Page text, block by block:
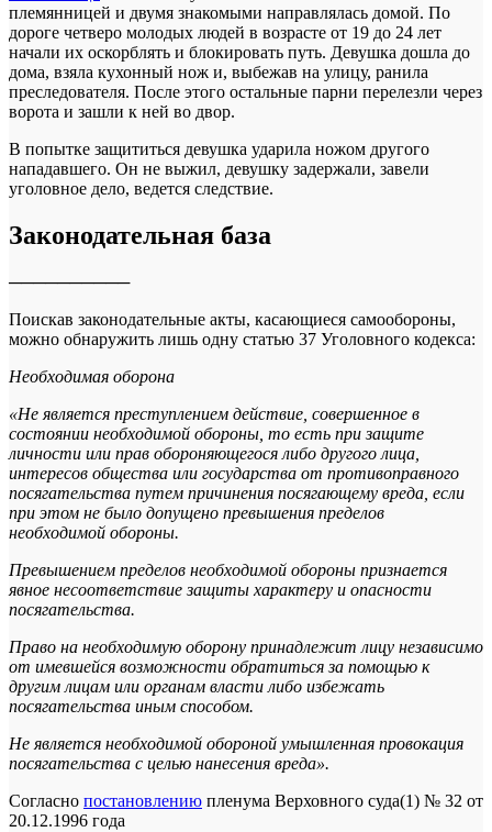
племянницей и двумя знакомыми направлялась домой. По
дороге четверо молодых людей в возрасте от 19 до 24 лет
начали их оскорблять и блокировать путь. Девушка дошла до
дома, взяла кухонный нож и, выбежав на улицу, ранила
преследователя. После этого остальные парни перелезли через
ворота и зашли к ней во двор.
В попытке защититься девушка ударила ножом другого
нападавшего. Он не выжил, девушку задержали, завели
уголовное дело, ведется следствие.
Законодательная база
──────────
Поискав законодательные акты, касающиеся самообороны,
можно обнаружить лишь одну статью 37 Уголовного кодекса:
Необходимая оборона
«Не является преступлением действие, совершенное в
состоянии необходимой обороны, то есть при защите
личности или прав обороняющегося либо другого лица,
интересов общества или государства от противоправного
посягательства путем причинения посягающему вреда, если
при этом не было допущено превышения пределов
необходимой обороны.
Превышением пределов необходимой обороны признается
явное несоответствие защиты характеру и опасности
посягательства.
Право на необходимую оборону принадлежит лицу независимо
от имевшейся возможности обратиться за помощью к
другим лицам или органам власти либо избежать
посягательства иным способом.
Не является необходимой обороной умышленная провокация
посягательства с целью нанесения вреда».
Согласно постановлению пленума Верховного суда(1) № 32 от
20.12.1996 года